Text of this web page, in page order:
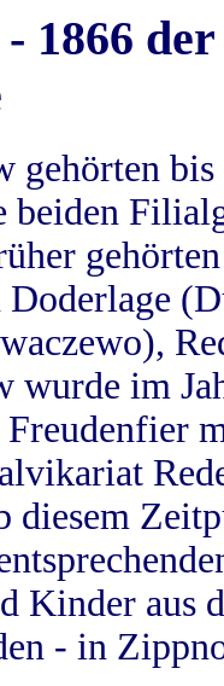
- 1866
gehörten
beiden
im
Freudenfier
diesem
Kinder aus
- in